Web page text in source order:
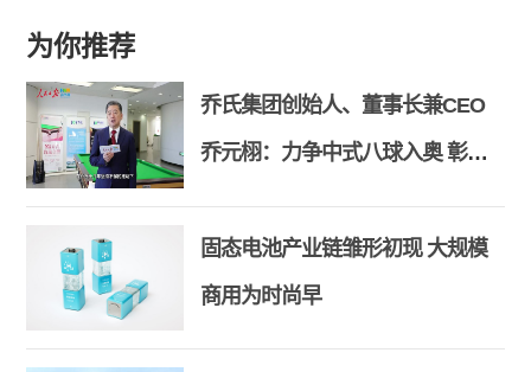
为你推荐
乔氏集团创始人、董事长兼CEO
乔元栩：力争中式八球入奥 彰显
和合共生精神
固态电池产业链雏形初现 大规模
商用为时尚早